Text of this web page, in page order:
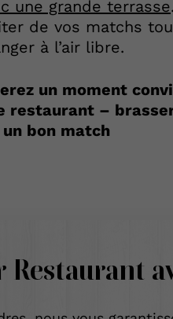
une grande terrasse
de vos matchs
à l’air libre.
un moment
restaurant –
bon match
Restaurant